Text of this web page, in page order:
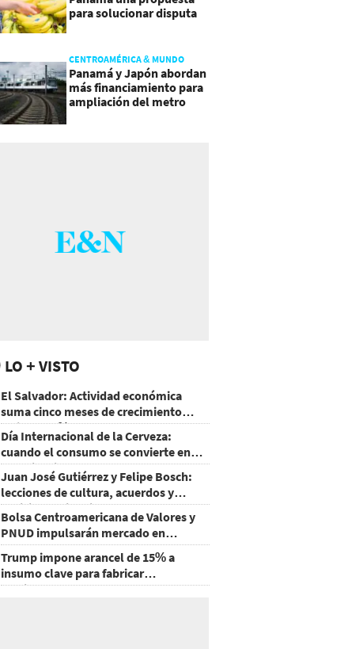
para solucionar disputa
CENTROAMÉRICA & MUNDO
Panamá y Japón abordan
más financiamiento para
ampliación del metro
LO + VISTO
El Salvador: Actividad económica
suma cinco meses de crecimiento
arriba de 4%
Día Internacional de la Cerveza:
cuando el consumo se convierte en
experiencia
Juan José Gutiérrez y Felipe Bosch:
lecciones de cultura, acuerdos y
decisiones sin miedo
Bolsa Centroamericana de Valores y
PNUD impulsarán mercado en
Honduras
Trump impone arancel de 15% a
insumo clave para fabricar
semiconductores y paneles